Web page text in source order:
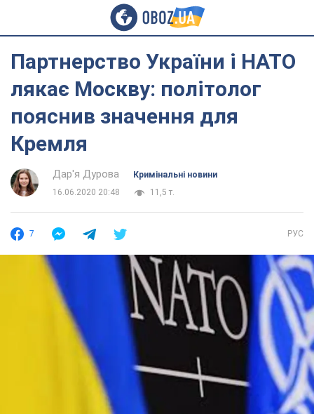
Партнерство України і НАТО
лякає Москву: політолог
пояснив значення для
Кремля
Дар'я Дурова
Кримінальні новини
16.06.2020 20:48
11,5 т.
7 РУС